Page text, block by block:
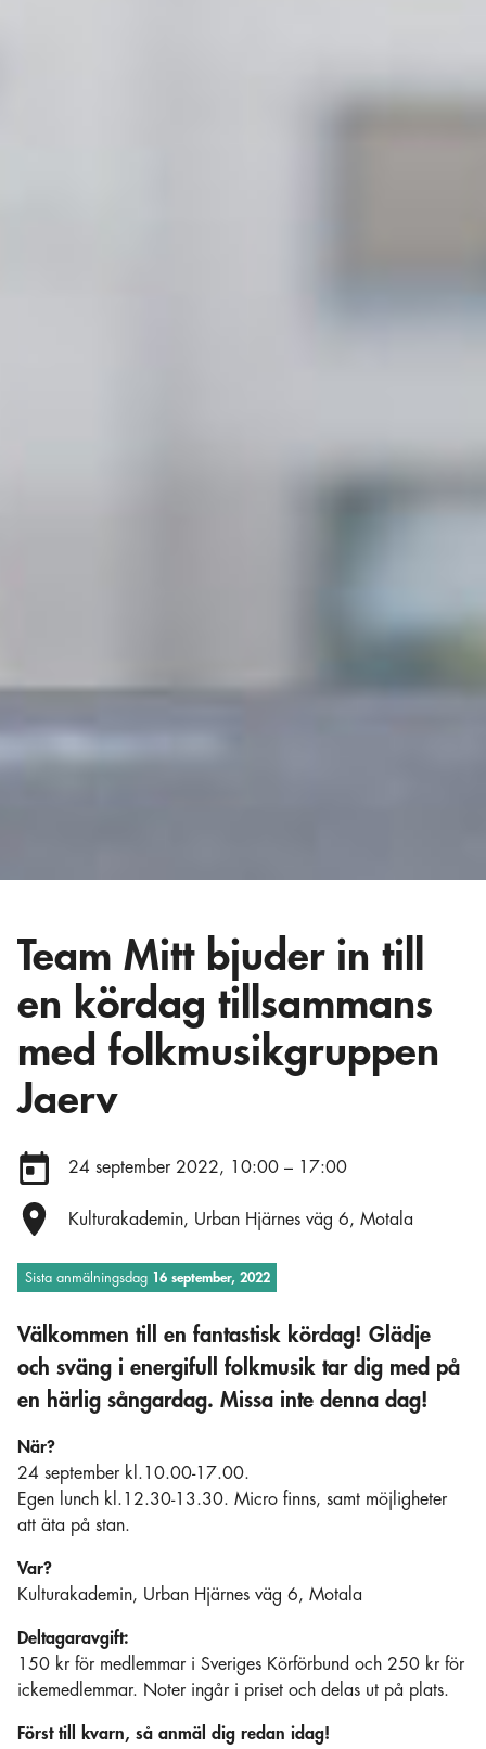
Team Mitt bjuder in till
en kördag tillsammans
med folkmusikgruppen
Jaerv
Datum:
24 september 2022, 10:00 – 17:00
Plats:
Kulturakademin, Urban Hjärnes väg 6, Motala
Sista anmälningsdag 16 september, 2022
Välkommen till en fantastisk kördag! Glädje
och sväng i energifull folkmusik tar dig med på
en härlig sångardag. Missa inte denna dag!
När?
24 september kl.10.00-17.00.
Egen lunch kl.12.30-13.30. Micro finns, samt möjligheter
att äta på stan.
Var?
Kulturakademin, Urban Hjärnes väg 6, Motala
Deltagaravgift:
150 kr för medlemmar i Sveriges Körförbund och 250 kr för
ickemedlemmar. Noter ingår i priset och delas ut på plats.
Först till kvarn, så anmäl dig redan idag!